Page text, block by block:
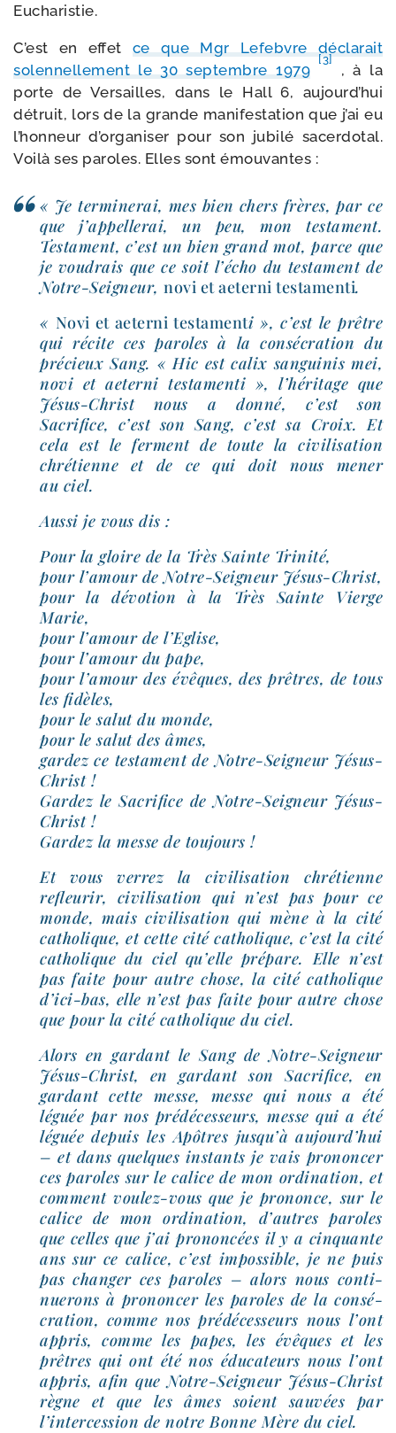
Eucharistie.
C’est en effet ce que Mgr Lefebvre décla­rait
solen­nel­le­ment le 30 sep­tembre 1979
[3]
, à la
porte de Versailles, dans le Hall 6, aujourd’hui
détruit, lors de la grande mani­fes­ta­tion que j’ai eu
l’honneur d’organiser pour son jubi­lé sacer­do­tal.
Voilà ses paroles. Elles sont émouvantes :
« Je ter­mi­ne­rai, mes bien chers frères, par ce
que j’appellerai, un peu, mon tes­ta­ment.
Testament, c’est un bien grand mot, parce que
je vou­drais que ce soit l’écho du tes­ta­ment de
Notre-​Seigneur, novi et aeter­ni tes­ta­men­ti.
« Novi et aeter­ni tes­ta­menti », c’est le prêtre
qui récite ces paroles à la consé­cra­tion du
pré­cieux Sang. « Hic est calix san­gui­nis mei,
novi et aeter­ni tes­ta­men­ti », l’héritage que
Jésus-​Christ nous a don­né, c’est son
Sacrifice, c’est son Sang, c’est sa Croix. Et
cela est le ferment de toute la civi­li­sa­tion
chré­tienne et de ce qui doit nous mener
au ciel.
Aussi je vous dis :
Pour la gloire de la Très Sainte Trinité,
pour l’amour de Notre-​Seigneur Jésus-​Christ,
pour la dévo­tion à la Très Sainte Vierge
Marie,
pour l’amour de l’Eglise,
pour l’amour du pape,
pour l’amour des évêques, des prêtres, de tous
les fidèles,
pour le salut du monde,
pour le salut des âmes,
gar­dez ce tes­ta­ment de Notre-​Seigneur Jésus-​
Christ !
Gardez le Sacrifice de Notre-​Seigneur Jésus-​
Christ !
Gardez la messe de toujours !
Et vous ver­rez la civi­li­sa­tion chré­tienne
refleu­rir, civi­li­sa­tion qui n’est pas pour ce
monde, mais civi­li­sa­tion qui mène à la cité
catho­lique, et cette cité catho­lique, c’est la cité
catho­lique du ciel qu’elle pré­pare. Elle n’est
pas faite pour autre chose, la cité catho­lique
d’ici-bas, elle n’est pas faite pour autre chose
que pour la cité catho­lique du ciel.
Alors en gar­dant le Sang de Notre-​Seigneur
Jésus-​Christ, en gar­dant son Sacrifice, en
gar­dant cette messe, messe qui nous a été
léguée par nos pré­dé­ces­seurs, messe qui a été
léguée depuis les Apôtres jusqu’à aujourd’hui
– et dans quelques ins­tants je vais pro­non­cer
ces paroles sur le calice de mon ordi­na­tion, et
com­ment voulez-​vous que je pro­nonce, sur le
calice de mon ordi­na­tion, d’autres paroles
que celles que j’ai pro­non­cées il y a cin­quante
ans sur ce calice, c’est impos­sible, je ne puis
pas chan­ger ces paroles – alors nous conti­
nue­rons à pro­non­cer les paroles de la consé­
cra­tion, comme nos pré­dé­ces­seurs nous l’ont
appris, comme les papes, les évêques et les
prêtres qui ont été nos édu­ca­teurs nous l’ont
appris, afin que Notre-​Seigneur Jésus-​Christ
règne et que les âmes soient sau­vées par
l’intercession de notre Bonne Mère du ciel.